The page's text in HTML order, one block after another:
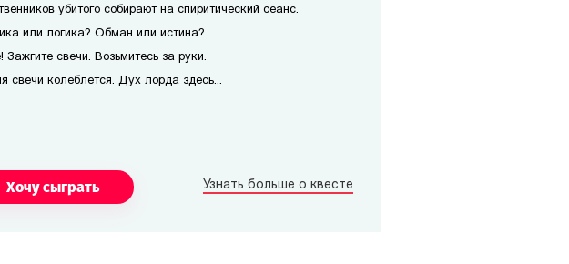
убитого собирают на спиритический сеанс.
или логика? Обман или истина?
Зажгите свечи. Возьмитесь за руки.
свечи колеблется. Дух лорда здесь...
Хочу сыграть Узнать больше о квесте